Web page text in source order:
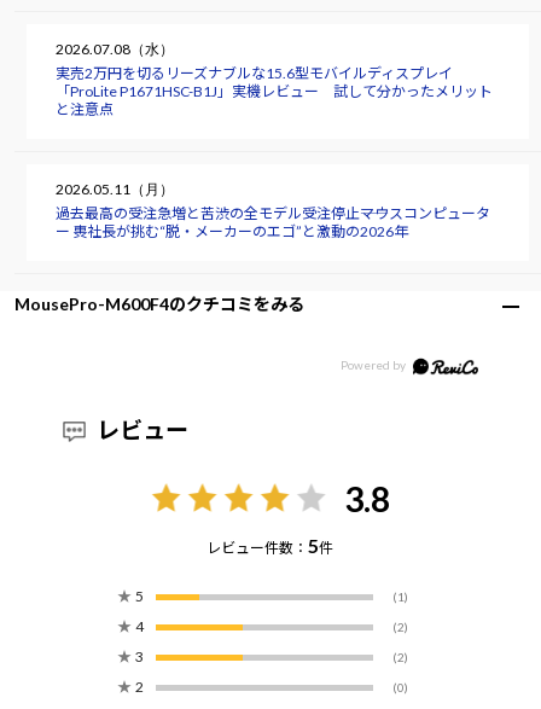
2026.07.08（水）
実売2万円を切るリーズナブルな15.6型モバイルディスプレイ
「ProLite P1671HSC-B1J」実機レビュー 試して分かったメリット
と注意点
2026.05.11（月）
過去最高の受注急増と苦渋の全モデル受注停止――マウスコンピュータ
ー 軣社長が挑む“脱・メーカーのエゴ”と激動の2026年
MousePro-M600F4のクチコミをみる
レビュー
3.8
レビュー件数：5件
★ 5 (1)
★ 4 (2)
★ 3 (2)
★ 2 (0)